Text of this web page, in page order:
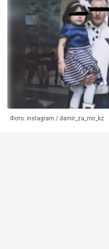
Фото: instagram / damir_za_mir_kz